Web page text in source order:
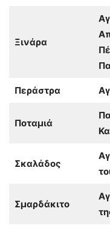
Ξινάρα
Περάστρα
Ποταμιά
Σκαλάδος
Σμαρδάκιτο